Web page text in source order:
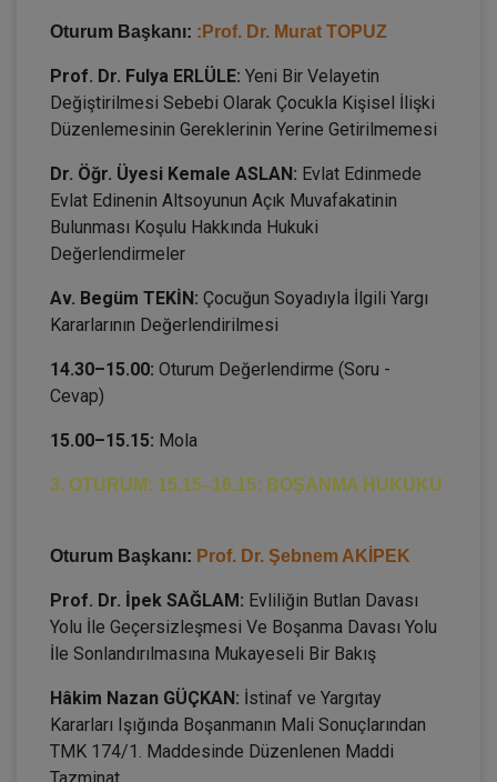
Oturum Başkanı: :Prof. Dr. Murat TOPUZ
Prof. Dr. Fulya ERLÜLE: Yeni Bir Velayetin
Değiştirilmesi Sebebi Olarak Çocukla Kişisel İlişki
Düzenlemesinin Gereklerinin Yerine Getirilmemesi
Dr. Öğr. Üyesi Kemale ASLAN: Evlat Edinmede
Evlat Edinenin Altsoyunun Açık Muvafakatinin
Bulunması Koşulu Hakkında Hukuki
Değerlendirmeler
Av. Begüm TEKİN: Çocuğun Soyadıyla İlgili Yargı
Kararlarının Değerlendirilmesi
14.30–15.00: Oturum Değerlendirme (Soru -
Cevap)
15.00–15.15: Mola
3. OTURUM: 15.15–16.15: BOŞANMA HUKUKU
Oturum Başkanı: Prof. Dr. Şebnem AKİPEK
Prof. Dr. İpek SAĞLAM: Evliliğin Butlan Davası
Yolu İle Geçersizleşmesi Ve Boşanma Davası Yolu
İle Sonlandırılmasına Mukayeseli Bir Bakış
Hâkim Nazan GÜÇKAN: İstinaf ve Yargıtay
Kararları Işığında Boşanmanın Mali Sonuçlarından
TMK 174/1. Maddesinde Düzenlenen Maddi